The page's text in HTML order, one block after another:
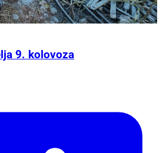
9. kolovoza